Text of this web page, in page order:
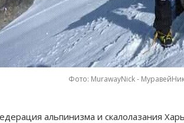
Фото: MurawayNick -
альпинизма и скалолазания